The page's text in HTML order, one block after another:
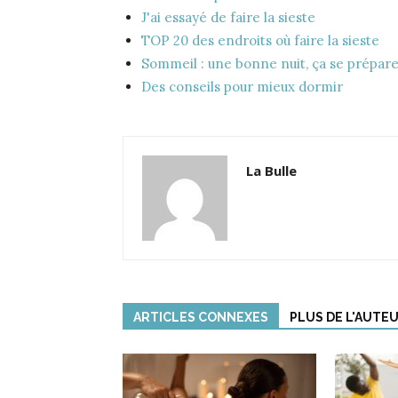
J'ai essayé de faire la sieste
TOP 20 des endroits où faire la sieste
Sommeil : une bonne nuit, ça se prépare
Des conseils pour mieux dormir
La Bulle
ARTICLES CONNEXES PLUS DE